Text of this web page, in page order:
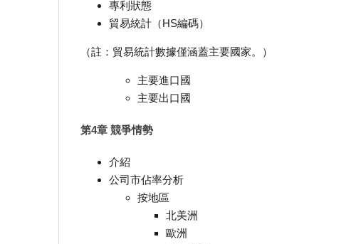
專利狀態
貿易統計（HS編碼）
（註：貿易統計數據僅涵蓋主要國家。）
主要進口國
主要出口國
第4章 競爭情勢
介紹
公司市佔率分析
按地區
北美洲
歐洲